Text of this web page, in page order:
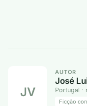
JV
AUTOR
José
Portugal ·
Ficção